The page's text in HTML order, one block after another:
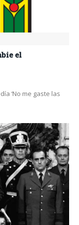
el
‘No me gaste las